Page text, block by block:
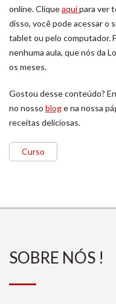
online. Cliqueaquipara ver
disso, você pode acessar o
tablet ou pelo computador.
nenhuma aula, que nós da
os meses.
Gostou desse conteúdo?
no nosso bloge na nossa
receitas deliciosas.
Curso
SOBRE NÓS !